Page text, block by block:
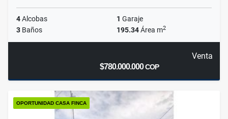
4Alcobas 1 Garaje
3 Baños 195.34Área m2
Venta
$780.000.000COP
OPORTUNIDAD CASA FINCA